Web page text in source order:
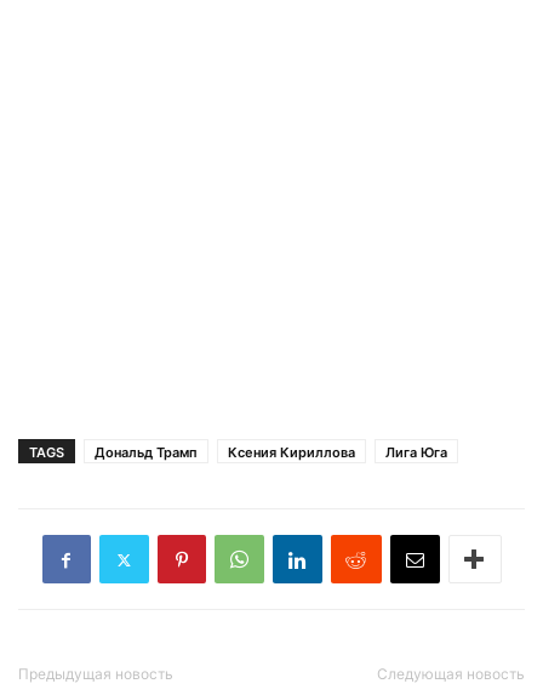
TAGS Дональд Трамп Ксения Кириллова Лига Юга
Предыдущая новость Следующая новость